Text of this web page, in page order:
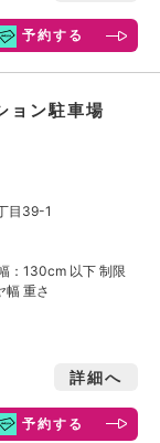
予約する
ョン駐車場
目39-1
：130cm 以下 制限
幅 重さ
詳細へ
予約する